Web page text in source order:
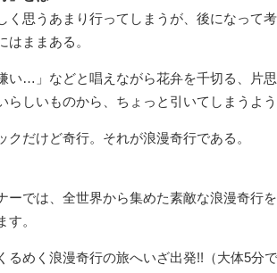
く思うあまり行ってしまうが、後になって
はままある。
い…」などと唱えながら花弁を千切る、片
らしいものから、ちょっと引いてしまうよ
クだけど奇行。それが浪漫奇行である。
ーでは、全世界から集めた素敵な浪漫奇行
す。
るめく浪漫奇行の旅へいざ出発!!（大体5分で